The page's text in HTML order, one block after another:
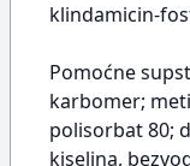
klindamicin-
Pomoćne
karbomer;
polisorbat 80;
kiselina,